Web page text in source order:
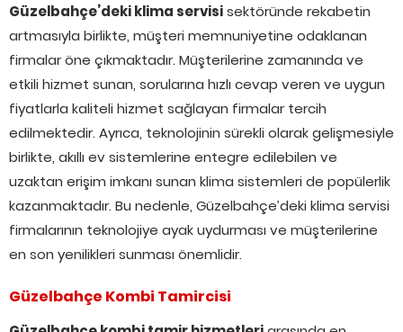
Güzelbahçe’deki klima servisisektöründe rekabetin
artmasıyla birlikte, müşteri memnuniyetine odaklanan
firmalar öne çıkmaktadır. Müşterilerine zamanında ve
etkili hizmet sunan, sorularına hızlı cevap veren ve uygun
fiyatlarla kaliteli hizmet sağlayan firmalar tercih
edilmektedir. Ayrıca, teknolojinin sürekli olarak gelişmesiyle
birlikte, akıllı ev sistemlerine entegre edilebilen ve
uzaktan erişim imkanı sunan klima sistemleri de popülerlik
kazanmaktadır. Bu nedenle, Güzelbahçe’deki klima servisi
firmalarının teknolojiye ayak uydurması ve müşterilerine
en son yenilikleri sunması önemlidir.
Güzelbahçe Kombi Tamircisi